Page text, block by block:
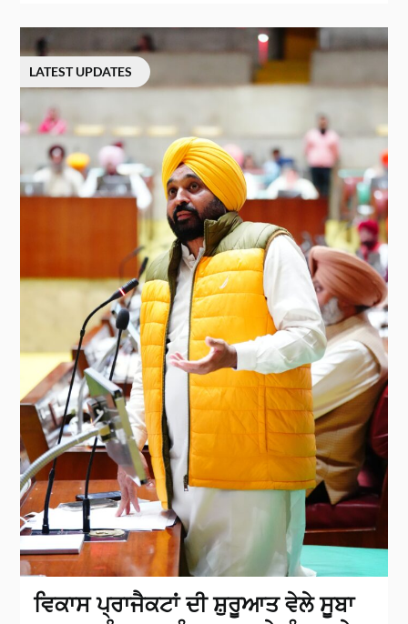
LATEST UPDATES
ਵਿਕਾਸ ਪ੍ਰਾਜੈਕਟਾਂ ਦੀ ਸ਼ੁਰੂਆਤ ਵੇਲੇ ਸੂਬਾ